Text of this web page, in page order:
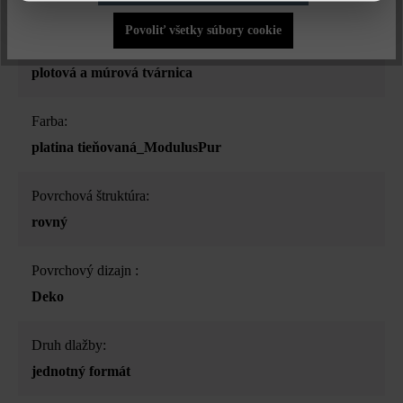
Druh produktu:
plotová a múrová tvárnica
Farba:
platina tieňovaná_ModulusPur
Povrchová štruktúra:
rovný
Povrchový dizajn :
Deko
Druh dlažby:
jednotný formát
Povoliť všetky súbory cookie